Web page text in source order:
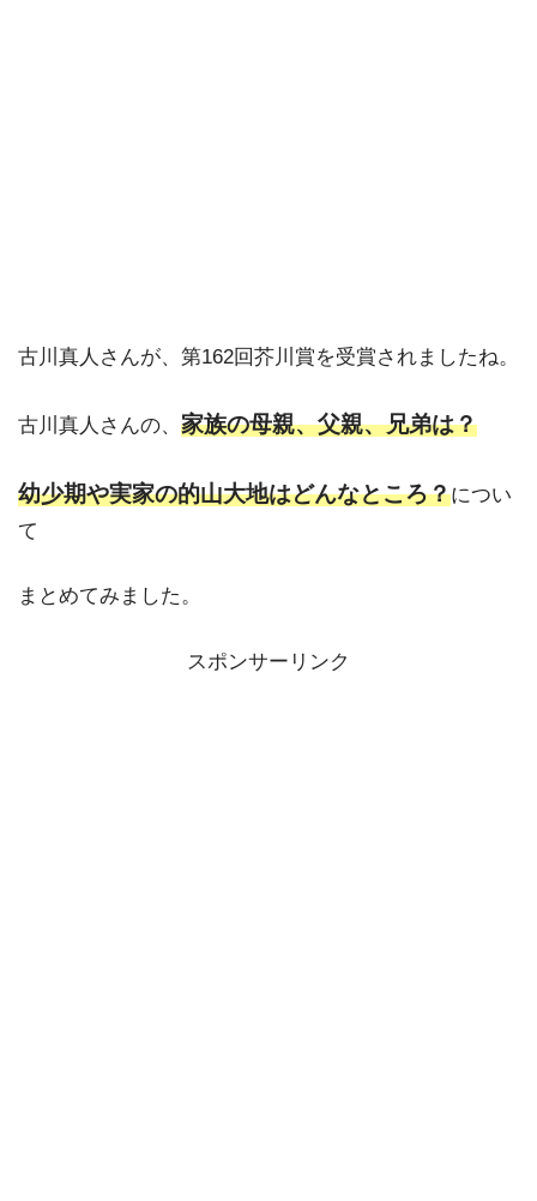
古川真人さんが、第162回芥川賞を受賞されましたね。
古川真人さんの、 家族の母親、父親、兄弟は？
幼少期や実家の的山大地はどんなところ？につい
て
まとめてみました。
スポンサーリンク